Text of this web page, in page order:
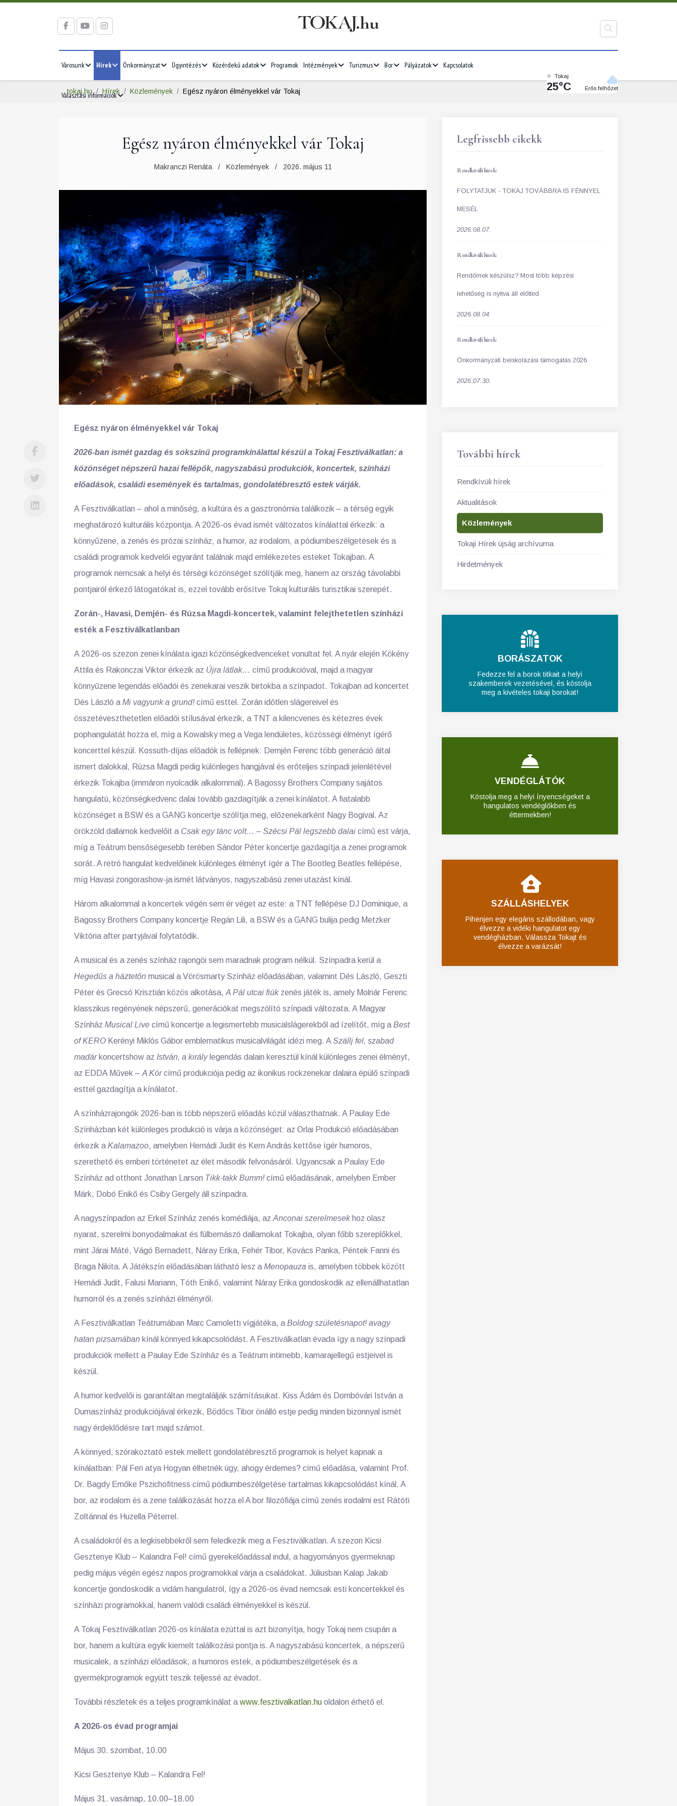
Városunk Hírek Önkormányzat Ügyintézés Közérdekű adatok Programok Intézmények Turizmus Bor Pályázatok Kapcsolatok
Választási információk
Tokaj
25°C Erős felhőzet
tokaj.hu Hírek Közlemények Egész nyáron élményekkel vár Tokaj
Egész nyáron élményekkel vár Tokaj
Makranczi Renáta Közlemények 2026. május 11
Egész nyáron élményekkel vár Tokaj
2026-ban ismét gazdag és sokszínű programkínálattal készül a Tokaj Fesztiválkatlan: a
közönséget népszerű hazai fellépők, nagyszabású produkciók, koncertek, színházi
előadások, családi események és tartalmas, gondolatébresztő estek várják.
A Fesztiválkatlan – ahol a minőség, a kultúra és a gasztronómia találkozik – a térség egyik
meghatározó kulturális központja. A 2026-os évad ismét változatos kínálattal érkezik: a
könnyűzene, a zenés és prózai színház, a humor, az irodalom, a pódiumbeszélgetések és a
családi programok kedvelői egyaránt találnak majd emlékezetes esteket Tokajban. A
programok nemcsak a helyi és térségi közönséget szólítják meg, hanem az ország távolabbi
pontjairól érkező látogatókat is, ezzel tovább erősítve Tokaj kulturális turisztikai szerepét.
Zorán-, Havasi, Demjén- és Rúzsa Magdi-koncertek, valamint felejthetetlen színházi
esték a Fesztiválkatlanban
A 2026-os szezon zenei kínálata igazi közönségkedvenceket vonultat fel. A nyár elején Kökény
Attila és Rakonczai Viktor érkezik az Újra látlak… című produkcióval, majd a magyar
könnyűzene legendás előadói és zenekarai veszik birtokba a színpadot. Tokajban ad koncertet
Dés László a Mi vagyunk a grund!című esttel. Zorán időtlen slágereivel és
összetéveszthetetlen előadói stílusával érkezik, a TNT a kilencvenes és kétezres évek
pophangulatát hozza el, míg a Kowalsky meg a Vega lendületes, közösségi élményt ígérő
koncerttel készül. Kossuth-díjas előadók is fellépnek: Demjén Ferenc több generáció által
ismert dalokkal, Rúzsa Magdi pedig különleges hangjával és erőteljes színpadi jelenlétével
érkezik Tokajba (immáron nyolcadik alkalommal). A Bagossy Brothers Company sajátos
hangulatú, közönségkedvenc dalai tovább gazdagítják a zenei kínálatot. A fiatalabb
közönséget a BSW és a GANG koncertje szólítja meg, előzenekarként Nagy Bogival. Az
örökzöld dallamok kedvelőit a Csak egy tánc volt… – Szécsi Pál legszebb dalai című est várja,
míg a Teátrum bensőségesebb terében Sándor Péter koncertje gazdagítja a zenei programok
sorát. A retró hangulat kedvelőinek különleges élményt ígér a The Bootleg Beatles fellépése,
míg Havasi zongorashow-ja ismét látványos, nagyszabású zenei utazást kínál.
Három alkalommal a koncertek végén sem ér véget az este: a TNT fellépése DJ Dominique, a
Bagossy Brothers Company koncertje Regán Lili, a BSW és a GANG bulija pedig Metzker
Viktória after partyjával folytatódik.
A musical és a zenés színház rajongói sem maradnak program nélkül. Színpadra kerül a
Hegedűs a háztetőn musical a Vörösmarty Színház előadásában, valamint Dés László, Geszti
Péter és Grecsó Krisztián közös alkotása, A Pál utcai fiúkzenés játék is, amely Molnár Ferenc
klasszikus regényének népszerű, generációkat megszólító színpadi változata. A Magyar
Színház Musical Live című koncertje a legismertebb musicalslágerekből ad ízelítőt, míg a Best
of KERO Kerényi Miklós Gábor emblematikus musicalvilágát idézi meg. A Szállj fel, szabad
madárkoncertshow az István, a királylegendás dalain keresztül kínál különleges zenei élményt,
az EDDA Művek – A Körcímű produkciója pedig az ikonikus rockzenekar dalaira épülő színpadi
esttel gazdagítja a kínálatot.
A színházrajongók 2026-ban is több népszerű előadás közül választhatnak. A Paulay Ede
Színházban két különleges produkció is várja a közönséget: az Orlai Produkció előadásában
érkezik a Kalamazoo, amelyben Hernádi Judit és Kern András kettőse ígér humoros,
szerethető és emberi történetet az élet második felvonásáról. Ugyancsak a Paulay Ede
Színház ad otthont Jonathan Larson Tikk-takk Bumm!című előadásának, amelyben Ember
Márk, Dobó Enikő és Csiby Gergely áll színpadra.
A nagyszínpadon az Erkel Színház zenés komédiája, az Anconai szerelmesekhoz olasz
nyarat, szerelmi bonyodalmakat és fülbemászó dallamokat Tokajba, olyan főbb szereplőkkel,
mint Járai Máté, Vágó Bernadett, Náray Erika, Fehér Tibor, Kovács Panka, Péntek Fanni és
Braga Nikita. A Játékszín előadásában látható lesz a Menopauza is, amelyben többek között
Hernádi Judit, Falusi Mariann, Tóth Enikő, valamint Náray Erika gondoskodik az ellenállhatatlan
humorról és a zenés színházi élményről.
A Fesztiválkatlan Teátrumában Marc Camoletti vígjátéka, a Boldog születésnapot! avagy
hatan pizsamában kínál könnyed kikapcsolódást. A Fesztiválkatlan évada így a nagy színpadi
produkciók mellett a Paulay Ede Színház és a Teátrum intimebb, kamarajellegű estjeivel is
készül.
A humor kedvelői is garantáltan megtalálják számításukat. Kiss Ádám és Dombóvári István a
Dumaszínház produkciójával érkezik, Bödőcs Tibor önálló estje pedig minden bizonnyal ismét
nagy érdeklődésre tart majd számot.
A könnyed, szórakoztató estek mellett gondolatébresztő programok is helyet kapnak a
kínálatban: Pál Feri atya Hogyan élhetnék úgy, ahogy érdemes? című előadása, valamint Prof.
Dr. Bagdy Emőke Pszichofitness című pódiumbeszélgetése tartalmas kikapcsolódást kínál. A
bor, az irodalom és a zene találkozását hozza el A bor filozófiája című zenés irodalmi est Rátóti
Zoltánnal és Huzella Péterrel.
A családokról és a legkisebbekről sem feledkezik meg a Fesztiválkatlan. A szezon Kicsi
Gesztenye Klub – Kalandra Fel! című gyerekelőadással indul, a hagyományos gyermeknap
pedig május végén egész napos programokkal várja a családokat. Júliusban Kalap Jakab
koncertje gondoskodik a vidám hangulatról, így a 2026-os évad nemcsak esti koncertekkel és
színházi programokkal, hanem valódi családi élményekkel is készül.
A Tokaj Fesztiválkatlan 2026-os kínálata ezúttal is azt bizonyítja, hogy Tokaj nem csupán a
bor, hanem a kultúra egyik kiemelt találkozási pontja is. A nagyszabású koncertek, a népszerű
musicalek, a színházi előadások, a humoros estek, a pódiumbeszélgetések és a
gyermekprogramok együtt teszik teljessé az évadot.
További részletek és a teljes programkínálat a www.fesztivalkatlan.hu oldalon érhető el.
A 2026-os évad programjai
Május 30. szombat, 10.00
Kicsi Gesztenye Klub – Kalandra Fel!
Május 31. vasárnap, 10.00–18.00
Legfrissebb cikekk
Rendkívüli hírek:
FOLYTATJUK - TOKAJ TOVÁBBRA IS FÉNNYEL
MESÉL
2026.08.07.
Rendkívüli hírek:
Rendőrnek készülsz? Most több képzési
lehetőség is nyitva áll előtted
2026.08.04.
Rendkívüli hírek:
Önkormányzati beiskolázási támogatás 2026
2026.07.30.
További hírek
Rendkívüli hírek
Aktualitások
Közlemények
Tokaji Hírek újság archívuma
Hirdetmények
BORÁSZATOK
Fedezze fel a borok titkait a helyi
szakemberek vezetésével, és kóstolja
meg a kivételes tokaji borokat!
VENDÉGLÁTÓK
Kóstolja meg a helyi ínyencségeket a
hangulatos vendéglőkben és
éttermekben!
SZÁLLÁSHELYEK
Pihenjen egy elegáns szállodában, vagy
élvezze a vidéki hangulatot egy
vendégházban. Válassza Tokajt és
élvezze a varázsát!